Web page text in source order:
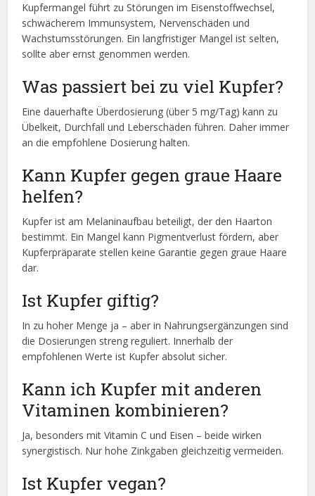
Kupfermangel führt zu Störungen im Eisenstoffwechsel,
schwächerem Immunsystem, Nervenschäden und
Wachstumsstörungen. Ein langfristiger Mangel ist selten,
sollte aber ernst genommen werden.
Was passiert bei zu viel Kupfer?
Eine dauerhafte Überdosierung (über 5 mg/Tag) kann zu
Übelkeit, Durchfall und Leberschäden führen. Daher immer
an die empfohlene Dosierung halten.
Kann Kupfer gegen graue Haare
helfen?
Kupfer ist am Melaninaufbau beteiligt, der den Haarton
bestimmt. Ein Mangel kann Pigmentverlust fördern, aber
Kupferpräparate stellen keine Garantie gegen graue Haare
dar.
Ist Kupfer giftig?
In zu hoher Menge ja – aber in Nahrungsergänzungen sind
die Dosierungen streng reguliert. Innerhalb der
empfohlenen Werte ist Kupfer absolut sicher.
Kann ich Kupfer mit anderen
Vitaminen kombinieren?
Ja, besonders mit Vitamin C und Eisen – beide wirken
synergistisch. Nur hohe Zinkgaben gleichzeitig vermeiden.
Ist Kupfer vegan?